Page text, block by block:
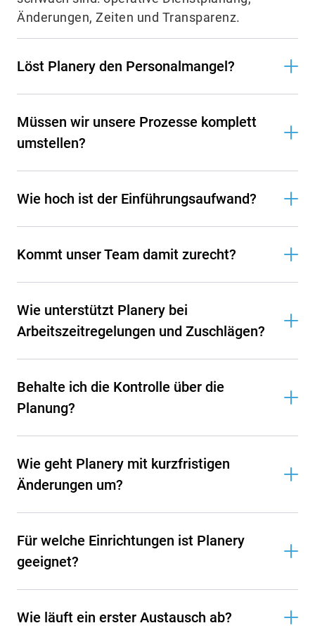
Änderungen, Zeiten und Transparenz.
Löst Planery den Personalmangel?
Müssen wir unsere Prozesse komplett
umstellen?
Wie hoch ist der Einführungsaufwand?
Kommt unser Team damit zurecht?
Wie unterstützt Planery bei
Arbeitszeitregelungen und Zuschlägen?
Behalte ich die Kontrolle über die
Planung?
Wie geht Planery mit kurzfristigen
Änderungen um?
Für welche Einrichtungen ist Planery
geeignet?
Wie läuft ein erster Austausch ab?